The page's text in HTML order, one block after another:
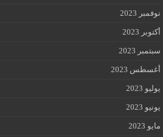
نوفمبر 2023
أكتوبر 2023
سبتمبر 2023
أغسطس 2023
يوليو 2023
يونيو 2023
مايو 2023